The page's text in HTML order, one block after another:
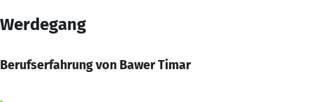
Werdegang
Berufserfahrung von Bawer Timar